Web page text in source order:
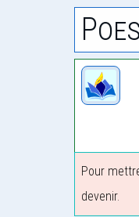
Pour
devenir.